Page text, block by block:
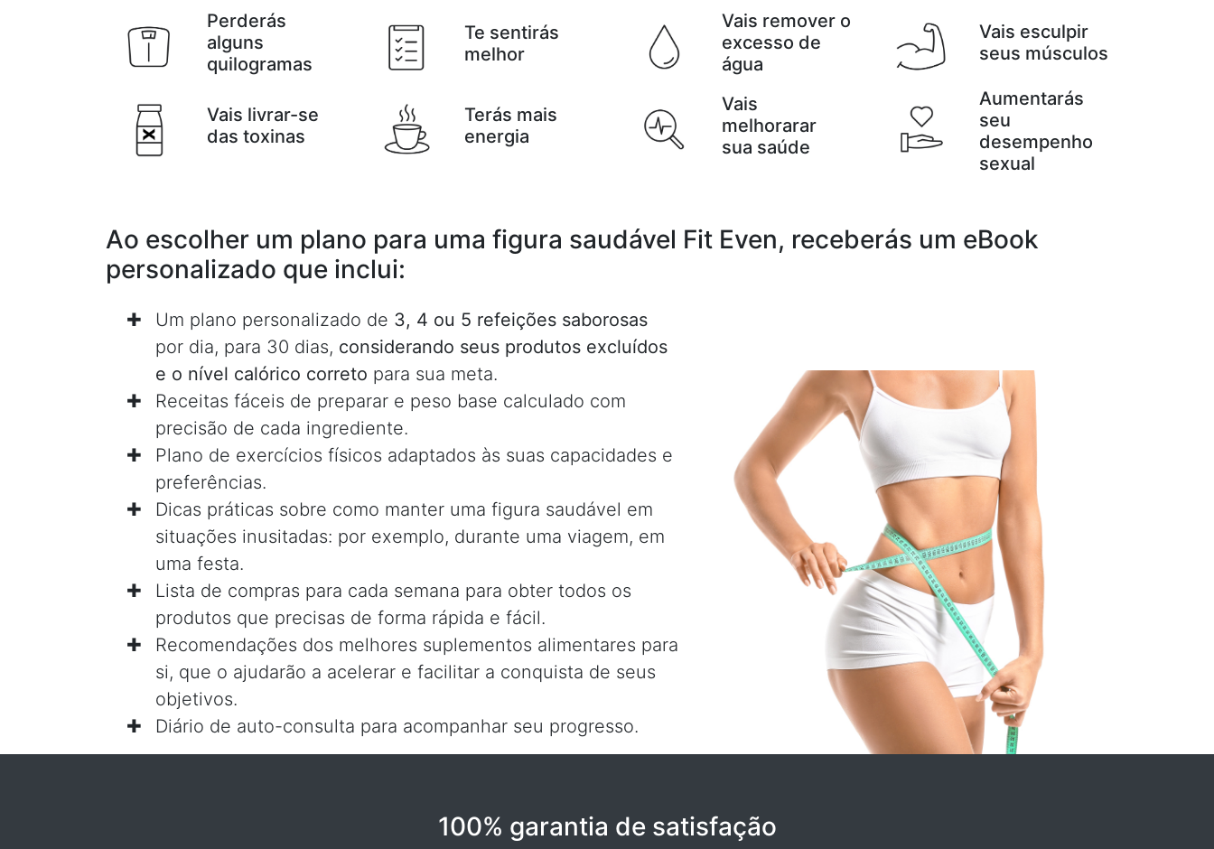
Perderás
alguns
quilogramas
Te sentirás
melhor
Vais remover o
excesso de
água
Vais esculpir
seus músculos
Vais livrar-se
das toxinas
Terás mais
energia
Vais
melhorarar
sua saúde
Aumentarás
seu
desempenho
sexual
Ao escolher um plano para uma figura saudável Fit Even, receberás um eBook
personalizado que inclui:
Um plano personalizado de 3, 4 ou 5 refeições saborosas
por dia, para 30 dias, considerando seus produtos excluídos
e o nível calórico correto para sua meta.
Receitas fáceis de preparar e peso base calculado com
precisão de cada ingrediente.
Plano de exercícios físicos adaptados às suas capacidades e
preferências.
Dicas práticas sobre como manter uma figura saudável em
situações inusitadas: por exemplo, durante uma viagem, em
uma festa.
Lista de compras para cada semana para obter todos os
produtos que precisas de forma rápida e fácil.
Recomendações dos melhores suplementos alimentares para
si, que o ajudarão a acelerar e facilitar a conquista de seus
objetivos.
Diário de auto-consulta para acompanhar seu progresso.
100% garantia de satisfação